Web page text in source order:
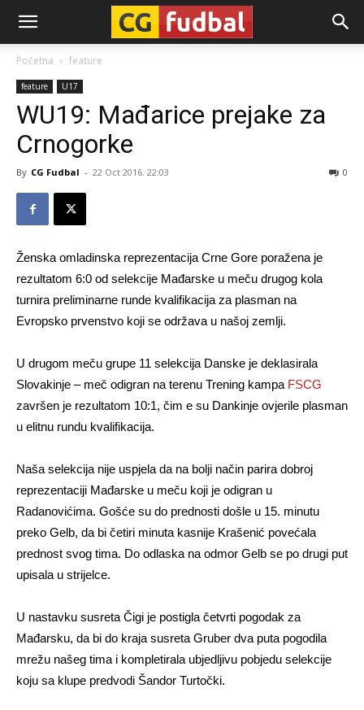
CG-
Fudbal
Početna feature
feature U17
WU19: Mađarice prejake za
Crnogorke
By CG Fudbal - 22 Oct 2016. 22:03 0
Ženska omladinska reprezentacija Crne Gore poražena je
rezultatom 6:0 od selekcije Mađarske u meču drugog kola
turnira preliminarne runde kvalifikacija za plasman na
Evropsko prvenstvo koji se održava u našoj zemlji.
U drugom meču grupe 11 selekcija Danske je deklasirala
Slovakinje – meč odigran na terenu Trening kampa FSCG
završen je rezultatom 10:1, čim e su Dankinje ovjerile plasman
u elitnu rundu kvalifikacija.
Naša selekcija nije uspjela da na bolji način parira dobroj
reprezentaciji Mađarske u meču koji je odigran u
Radanovićima. Gošće su do prednosti došle u 15. minutu
preko Gelb, da bi četiri minuta kasnije Krašenić povećala
prednost svog tima. Do odlaska na odmor Gelb se po drugi put
upisala u strijelce.
U nastavku susreta Čigi je postigla četvrti pogodak za
Mađarsku, da bi do kraja susreta Gruber dva puta pogodila
mrežu našeg tima i kompletirala ubjedljivu pobjedu selekcije
koju sa klupe predvodi Šandor Turtočki.